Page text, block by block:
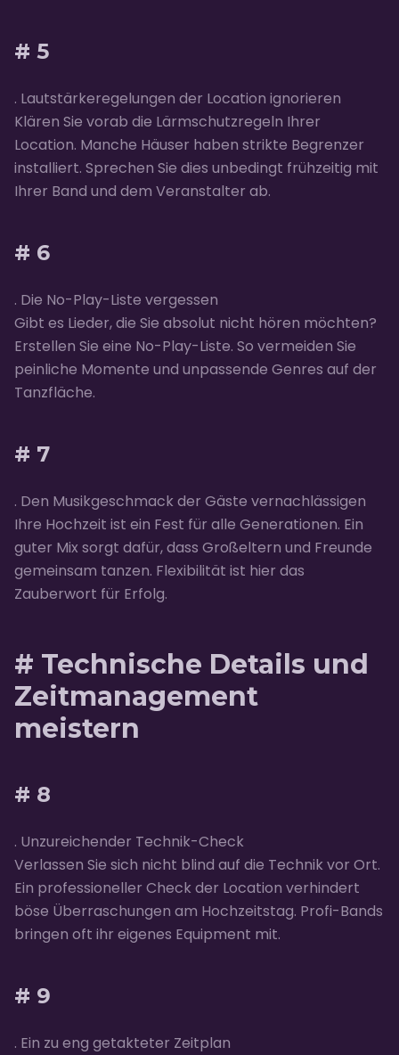
# 5
. Lautstärkeregelungen der Location ignorieren
Klären Sie vorab die Lärmschutzregeln Ihrer
Location. Manche Häuser haben strikte Begrenzer
installiert. Sprechen Sie dies unbedingt frühzeitig mit
Ihrer Band und dem Veranstalter ab.
# 6
. Die No-Play-Liste vergessen
Gibt es Lieder, die Sie absolut nicht hören möchten?
Erstellen Sie eine No-Play-Liste. So vermeiden Sie
peinliche Momente und unpassende Genres auf der
Tanzfläche.
# 7
. Den Musikgeschmack der Gäste vernachlässigen
Ihre Hochzeit ist ein Fest für alle Generationen. Ein
guter Mix sorgt dafür, dass Großeltern und Freunde
gemeinsam tanzen. Flexibilität ist hier das
Zauberwort für Erfolg.
# Technische Details und
Zeitmanagement
meistern
# 8
. Unzureichender Technik-Check
Verlassen Sie sich nicht blind auf die Technik vor Ort.
Ein professioneller Check der Location verhindert
böse Überraschungen am Hochzeitstag. Profi-Bands
bringen oft ihr eigenes Equipment mit.
# 9
. Ein zu eng getakteter Zeitplan